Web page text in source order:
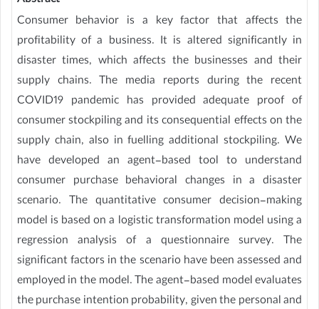
Consumer behavior is a key factor that affects the
profitability of a business. It is altered significantly in
disaster times, which affects the businesses and their
supply chains. The media reports during the recent
COVID19 pandemic has provided adequate proof of
consumer stockpiling and its consequential effects on the
supply chain, also in fuelling additional stockpiling. We
have developed an agent-based tool to understand
consumer purchase behavioral changes in a disaster
scenario. The quantitative consumer decision-making
model is based on a logistic transformation model using a
regression analysis of a questionnaire survey. The
significant factors in the scenario have been assessed and
employed in the model. The agent-based model evaluates
the purchase intention probability, given the personal and